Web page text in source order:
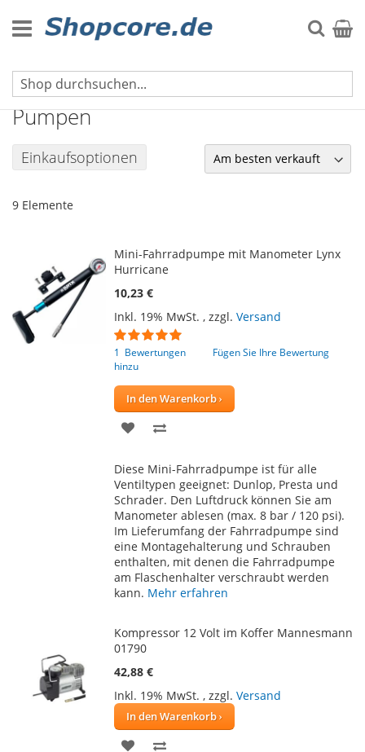
Inhalt
springen
Suche
Mein
Fahrrad & Auto
Pumpen
Einkaufsoptionen
9 Elemente
Mini-Fahrradpumpe mit Manometer Lynx
Hurricane
10,23 €
Inkl. 19% MwSt. , zzgl. Versand
Bewertung:
100
% of100
1 Bewertungen
Fügen Sie Ihre Bewertung
hinzu
In den Warenkorb
ZUR
HINZUFÜGEN
HINZUFÜGEN
Diese Mini-Fahrradpumpe ist für alle
Ventiltypen geeignet: Dunlop, Presta und
Schrader. Den Luftdruck können Sie am
Manometer ablesen (max. 8 bar / 120 psi).
Im Lieferumfang der Fahrradpumpe sind
eine Montagehalterung und Schrauben
enthalten, mit denen die Fahrradpumpe
am Flaschenhalter verschraubt werden
kann. Mehr erfahren
Kompressor 12 Volt im Koffer Mannesmann
01790
42,88 €
Inkl. 19% MwSt. , zzgl. Versand
In den Warenkorb
ZUR